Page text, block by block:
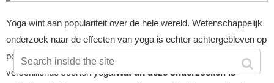
Yoga wint aan populariteit over de hele wereld. Wetenschappelijk
onderzoek naar de effecten van yoga is echter achtergebleven op
populariteit. Daarom onderzoeken veel onderzoeksteams nu
verschillende soorten yoga.Wat uit deze onderzoeken is